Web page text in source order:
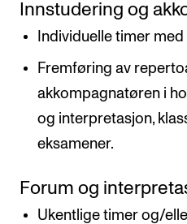
Innstudering og
Individuelle timer
Fremføring av
akkompagnatøren i
og interpretasjon,
eksamener.
Forum og
Ukentlige timer og/